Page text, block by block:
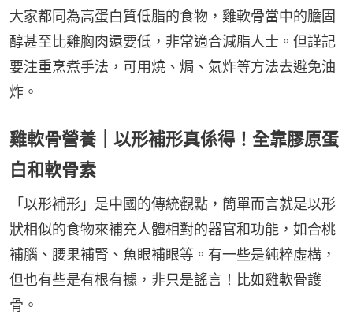
大家都同為高蛋白質低脂的食物，雞軟骨當中的膽固
醇甚至比雞胸肉還要低，非常適合減脂人士。但謹記
要注重烹煮手法，可用燒、焗、氣炸等方法去避免油
炸。
雞軟骨營養｜以形補形真係得！全靠膠原蛋
白和軟骨素
「以形補形」是中國的傳統觀點，簡單而言就是以形
狀相似的食物來補充人體相對的器官和功能，如合桃
補腦、腰果補腎、魚眼補眼等。有一些是純粹虛構，
但也有些是有根有據，非只是謠言！比如雞軟骨護
骨。